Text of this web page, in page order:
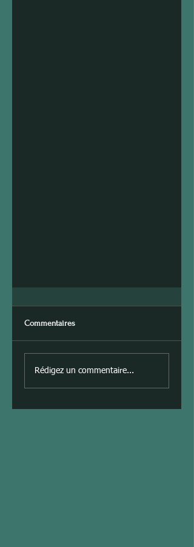
Commentaires
Rédigez un commentaire...